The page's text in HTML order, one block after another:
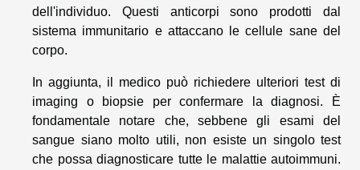
dell'individuo. Questi anticorpi sono prodotti dal
sistema immunitario e attaccano le cellule sane del
corpo.
In aggiunta, il medico può richiedere ulteriori test di
imaging o biopsie per confermare la diagnosi. È
fondamentale notare che, sebbene gli esami del
sangue siano molto utili, non esiste un singolo test
che possa diagnosticare tutte le malattie autoimmuni.